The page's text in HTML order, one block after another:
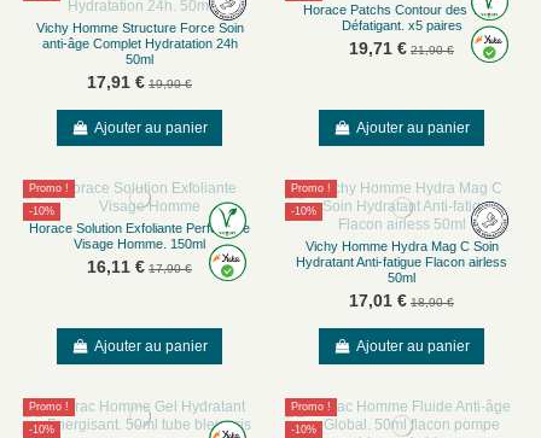
Vichy Homme Structure Force Soin
anti-âge Complet Hydratation 24h
50ml
17,91 € 19,90 €
Ajouter au panier
Horace Patchs Contour des Yeux
Défatigant. x5 paires
19,71 € 21,90 €
Ajouter au panier
Promo !
-10%
Horace Solution Exfoliante Perfectrice
Visage Homme. 150ml
16,11 € 17,90 €
Ajouter au panier
Promo !
-10%
Vichy Homme Hydra Mag C Soin
Hydratant Anti-fatigue Flacon airless
50ml
17,01 € 18,90 €
Ajouter au panier
Promo !
-10%
Promo !
-10%